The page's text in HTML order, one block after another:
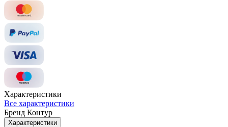
Характеристики
Все характеристики
Бренд Контур
Характеристики